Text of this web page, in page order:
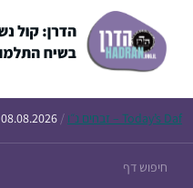
Today’s Daf – זבחים נ״ו /
08.08.2026